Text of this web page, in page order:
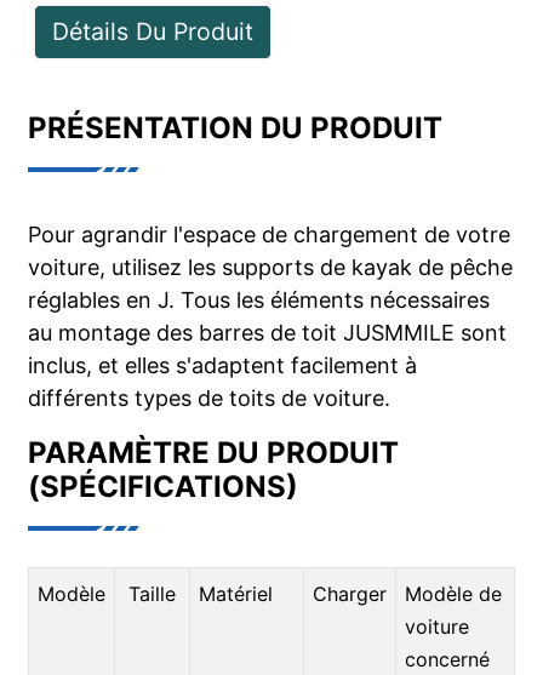
Détails Du Produit
PRÉSENTATION DU PRODUIT
Pour agrandir l'espace de chargement de votre
voiture, utilisez les supports de kayak de pêche
réglables en J. Tous les éléments nécessaires
au montage des barres de toit JUSMMILE sont
inclus, et elles s'adaptent facilement à
différents types de toits de voiture.
PARAMÈTRE DU PRODUIT
(SPÉCIFICATIONS)
Modèle Taille Matériel Charger
Modèle de
voiture
concerné